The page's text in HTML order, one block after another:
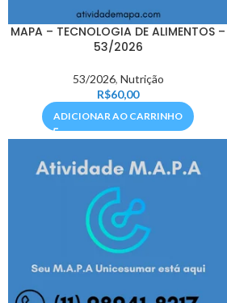
MAPA – TECNOLOGIA DE ALIMENTOS –
53/2026
53/2026, Nutrição
R$60,00
ADICIONAR AO CARRINHO